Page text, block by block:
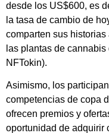
desde los US$600, es
la tasa de cambio de
comparten sus
las plantas de cannabis
NFTokin).
Asimismo, los
competencias de copa
ofrecen premios y
oportunidad de